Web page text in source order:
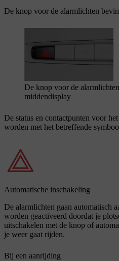
De knop voor de alarmlichten
De knop voor de
middendisplay
De status en contactpunten voor
worden met het betreffende
Automatische inschakeling
De alarmlichten gaan automatisch
worden geactiveerd doordat je
uitschakelen met de knop of
je weer gaat rijden.
Bij een aanrijding